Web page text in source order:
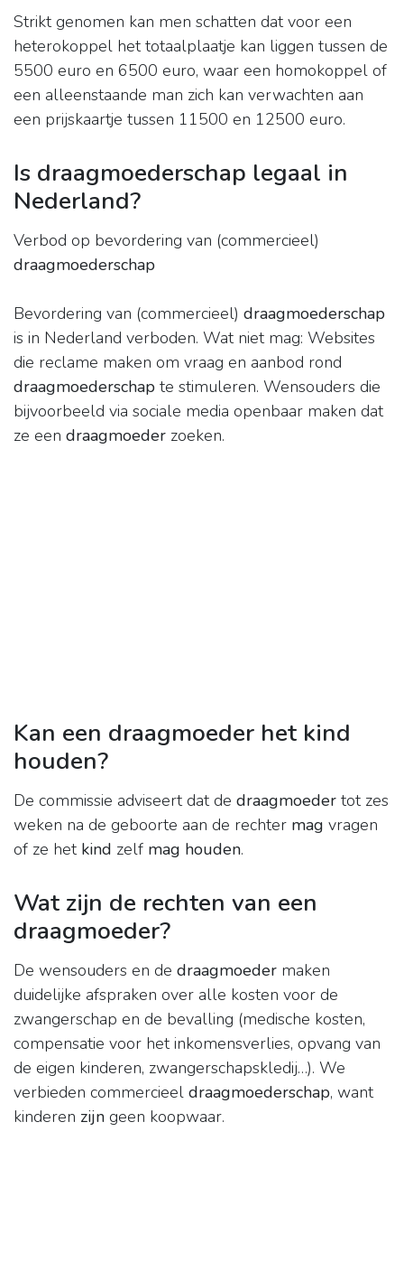
Strikt genomen kan men schatten dat voor een
heterokoppel het totaalplaatje kan liggen tussen de
5500 euro en 6500 euro, waar een homokoppel of
een alleenstaande man zich kan verwachten aan
een prijskaartje tussen 11500 en 12500 euro.
Is draagmoederschap legaal in
Nederland?
Verbod op bevordering van (commercieel)
draagmoederschap
Bevordering van (commercieel) draagmoederschap
is in Nederland verboden. Wat niet mag: Websites
die reclame maken om vraag en aanbod rond
draagmoederschap te stimuleren. Wensouders die
bijvoorbeeld via sociale media openbaar maken dat
ze een draagmoeder zoeken.
Kan een draagmoeder het kind
houden?
De commissie adviseert dat de draagmoeder tot zes
weken na de geboorte aan de rechter mag vragen
of ze het kind zelf mag houden.
Wat zijn de rechten van een
draagmoeder?
De wensouders en de draagmoeder maken
duidelijke afspraken over alle kosten voor de
zwangerschap en de bevalling (medische kosten,
compensatie voor het inkomensverlies, opvang van
de eigen kinderen, zwangerschapskledij…). We
verbieden commercieel draagmoederschap, want
kinderen zijn geen koopwaar.